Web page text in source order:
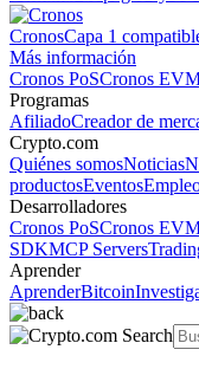
CronosCapa 1
Más información
Cronos PoSCronos
Programas
AfiliadoCreador de
Crypto.com
Quiénes somosNoticias
productosEventos
Desarrolladores
Cronos PoSCronos
SDKMCP Servers
Aprender
AprenderBitcoin